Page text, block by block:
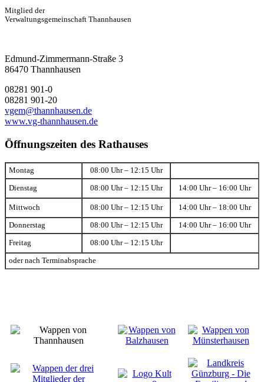
Mitglied der
Verwaltungsgemeinschaft Thannhausen
Edmund-Zimmermann-Straße 3
86470 Thannhausen
08281 901-0
08281 901-20
vgem@thannhausen.de
www.vg-thannhausen.de
Öffnungszeiten des Rathauses
Montag 08:00 Uhr – 12:15 Uhr
Dienstag 08:00 Uhr – 12:15 Uhr 14:00 Uhr – 16:00 Uhr
Mittwoch 08:00 Uhr – 12:15 Uhr 14:00 Uhr – 18:00 Uhr
Donnerstag 08:00 Uhr – 12:15 Uhr 14:00 Uhr – 16:00 Uhr
Freitag 08:00 Uhr – 12:15 Uhr
oder nach Terminabsprache